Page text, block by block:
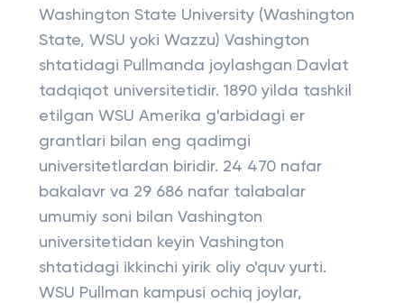
Washington State University (Washington
State, WSU yoki Wazzu) Vashington
shtatidagi Pullmanda joylashgan Davlat
tadqiqot universitetidir. 1890 yilda tashkil
etilgan WSU Amerika g'arbidagi er
grantlari bilan eng qadimgi
universitetlardan biridir. 24 470 nafar
bakalavr va 29 686 nafar talabalar
umumiy soni bilan Vashington
universitetidan keyin Vashington
shtatidagi ikkinchi yirik oliy o'quv yurti.
WSU Pullman kampusi ochiq joylar,